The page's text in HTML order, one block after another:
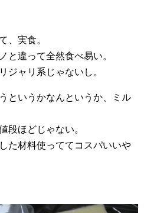
、実食。
と違って全然食べ易い。
ジャリ系じゃないし。
というかなんというか、ミル
段ほどじゃない。
た材料使っててコスパいいや